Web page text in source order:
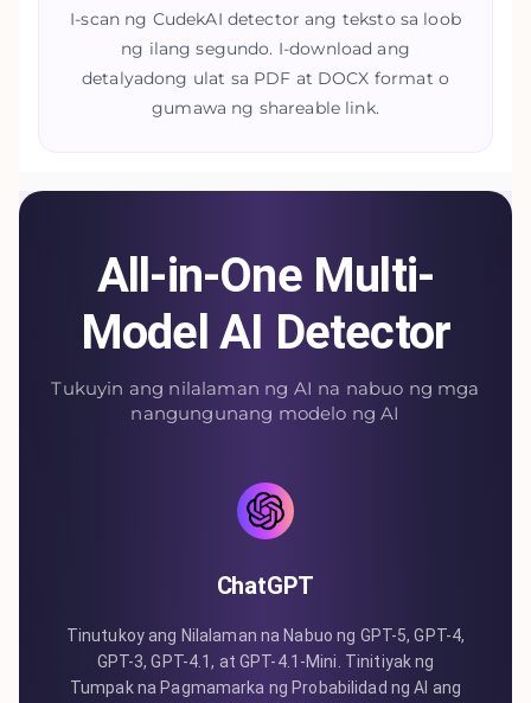
I-scan ng CudekAI detector ang teksto sa loob
ng ilang segundo. I-download ang
detalyadong ulat sa PDF at DOCX format o
gumawa ng shareable link.
All-in-One Multi-
Model AI Detector
Tukuyin ang nilalaman ng AI na nabuo ng mga
nangungunang modelo ng AI
ChatGPT
Tinutukoy ang Nilalaman na Nabuo ng GPT-5, GPT-4,
GPT-3, GPT-4.1, at GPT-4.1-Mini. Tinitiyak ng
Tumpak na Pagmamarka ng Probabilidad ng AI ang